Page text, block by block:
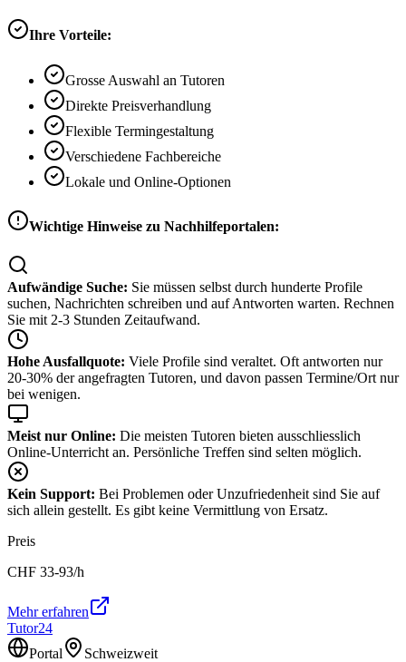
Ihre Vorteile:
Grosse Auswahl an Tutoren
Direkte Preisverhandlung
Flexible Termingestaltung
Verschiedene Fachbereiche
Lokale und Online-Optionen
Wichtige Hinweise zu Nachhilfeportalen:
Aufwändige Suche: Sie müssen selbst durch hunderte Profile
suchen, Nachrichten schreiben und auf Antworten warten. Rechnen
Sie mit 2-3 Stunden Zeitaufwand.
Hohe Ausfallquote: Viele Profile sind veraltet. Oft antworten nur
20-30% der angefragten Tutoren, und davon passen Termine/Ort nur
bei wenigen.
Meist nur Online: Die meisten Tutoren bieten ausschliesslich
Online-Unterricht an. Persönliche Treffen sind selten möglich.
Kein Support: Bei Problemen oder Unzufriedenheit sind Sie auf
sich allein gestellt. Es gibt keine Vermittlung von Ersatz.
Preis
CHF 33-93/h
Mehr erfahren
Tutor24
Portal
Schweizweit